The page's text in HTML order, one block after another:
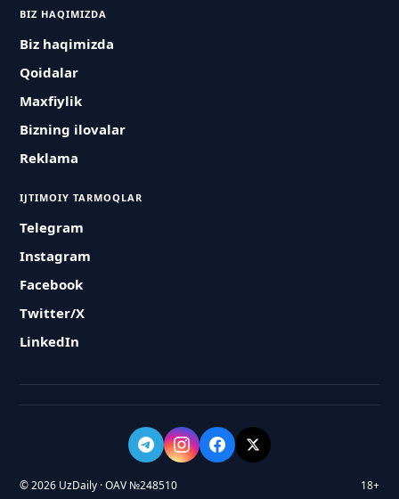
BIZ HAQIMIZDA
Biz haqimizda
Qoidalar
Maxfiylik
Bizning ilovalar
Reklama
IJTIMOIY TARMOQLAR
Telegram
Instagram
Facebook
Twitter/X
LinkedIn
© 2026 UzDaily · OAV №248510 18+